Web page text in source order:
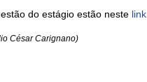
do estágio estão neste link
César Carignano)